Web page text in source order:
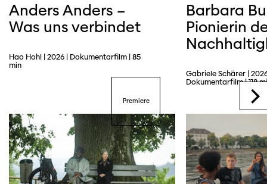
Trailer
Anders Anders –
Was uns verbindet
Hao Hohl | 2026 | Dokumentarfilm | 85
min
Premiere
Barbara
Pionierin
Gabriele Schärer |
Dokumentarfilm | 118